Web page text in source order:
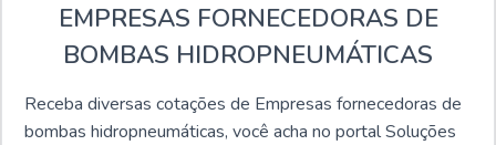
EMPRESAS FORNECEDORAS DE
BOMBAS HIDROPNEUMÁTICAS
Receba diversas cotações de Empresas fornecedoras de
bombas hidropneumáticas, você acha no portal Soluções